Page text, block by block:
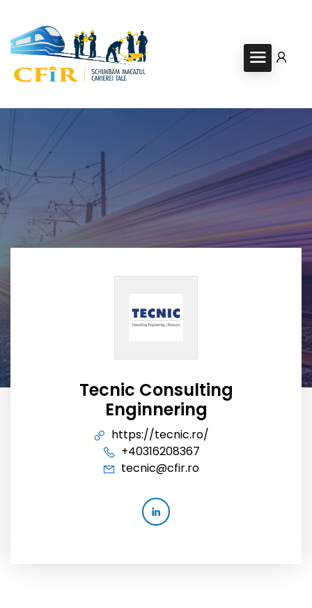
Tecnic Consulting
Enginnering
https://tecnic.ro/
+40316208367
tecnic@cfir.ro